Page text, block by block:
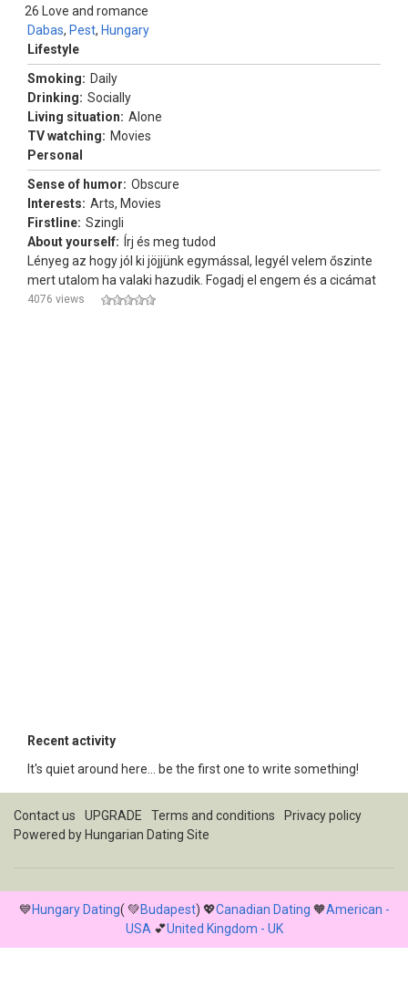
26
Dabas, Pest, Hungary
Love and romance
Lifestyle
Smoking: Daily
Drinking: Socially
Living situation: Alone
TV watching: Movies
Personal
Sense of humor: Obscure
Interests: Arts, Movies
Firstline: Szingli
About yourself: Írj és meg tudod
Lényeg az hogy jól ki jöjjünk egymással, legyél velem őszinte
mert utalom ha valaki hazudik. Fogadj el engem és a cicámat
4076 views
Recent activity
It's quiet around here... be the first one to write something!
Contact us UPGRADE Terms and conditions
Privacy policy
Powered by Hungarian Dating Site
💙Hungary Dating( 💚Budapest) 💖Canadian Dating 🧡American -
USA 💕United Kingdom - UK